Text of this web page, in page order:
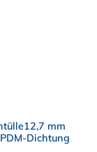
mm
Dichtung